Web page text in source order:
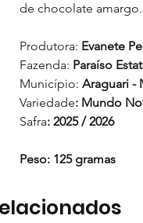
de chocolate
Produtora: Evanete
Fazenda: Paraíso
Município: Araguari -
Variedade: Mundo
Safra: 2025 / 2026
Peso: 125 gramas